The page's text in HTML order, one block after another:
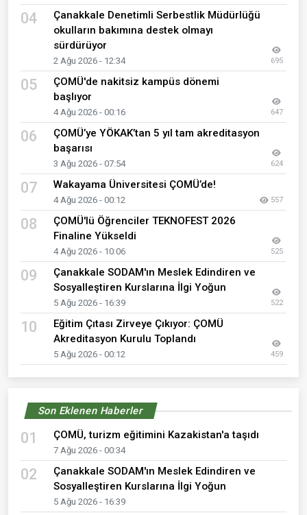
04
Çanakkale Denetimli Serbestlik Müdürlüğü
okulların bakımına destek olmayı
sürdürüyor
2 Ağu 2026 - 12:34 695
05
ÇOMÜ'de nakitsiz kampüs dönemi
başlıyor
4 Ağu 2026 - 00:16 647
06
ÇOMÜ’ye YÖKAK’tan 5 yıl tam akreditasyon
başarısı
3 Ağu 2026 - 07:54 624
07 Wakayama Üniversitesi ÇOMÜ’de!
4 Ağu 2026 - 00:12 557
08
ÇOMÜ'lü Öğrenciler TEKNOFEST 2026
Finaline Yükseldi
4 Ağu 2026 - 10:06 525
09
Çanakkale SODAM'ın Meslek Edindiren ve
Sosyalleştiren Kurslarına İlgi Yoğun
5 Ağu 2026 - 16:39 522
10
Eğitim Çıtası Zirveye Çıkıyor: ÇOMÜ
Akreditasyon Kurulu Toplandı
5 Ağu 2026 - 00:12 459
Son Eklenen Haberler
01 ÇOMÜ, turizm eğitimini Kazakistan'a taşıdı
7 Ağu 2026 - 00:34
02
Çanakkale SODAM'ın Meslek Edindiren ve
Sosyalleştiren Kurslarına İlgi Yoğun
5 Ağu 2026 - 16:39